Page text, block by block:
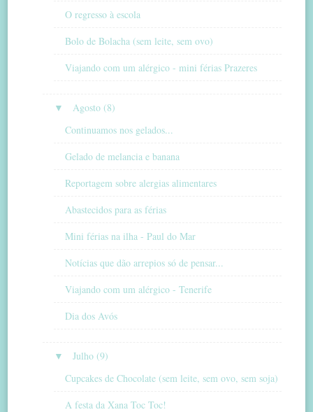
O regresso à escola
Bolo de Bolacha (sem leite, sem ovo)
Viajando com um alérgico - mini férias Prazeres
▼
Agosto (8)
Continuamos nos gelados...
Gelado de melancia e banana
Reportagem sobre alergias alimentares
Abastecidos para as férias
Mini férias na ilha - Paul do Mar
Notícias que dão arrepios só de pensar...
Viajando com um alérgico - Tenerife
Dia dos Avós
▼
Julho (9)
Cupcakes de Chocolate (sem leite, sem ovo, sem soja)
A festa da Xana Toc Toc!